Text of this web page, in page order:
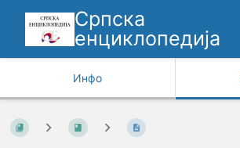
Српска
енциклопедија
Инфо